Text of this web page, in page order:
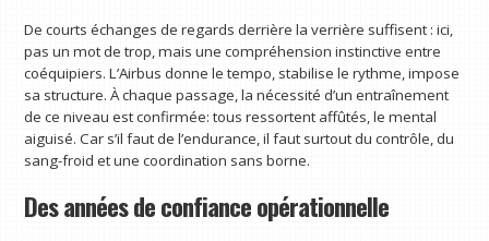
De courts échanges de regards derrière la verrière suffisent : ici,
pas un mot de trop, mais une compréhension instinctive entre
coéquipiers. L’Airbus donne le tempo, stabilise le rythme, impose
sa structure. À chaque passage, la nécessité d’un entraînement
de ce niveau est confirmée: tous ressortent affûtés, le mental
aiguisé. Car s’il faut de l’endurance, il faut surtout du contrôle, du
sang-froid et une coordination sans borne.
Des années de confiance opérationnelle